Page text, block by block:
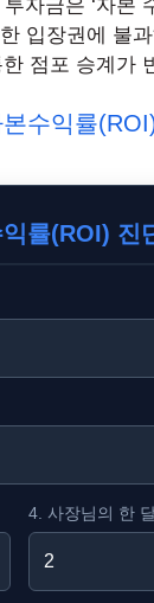
자금은 ‘자본
입장권에 불
점포 승계가
수익률
률(ROI) 진
4. 사장님의 한